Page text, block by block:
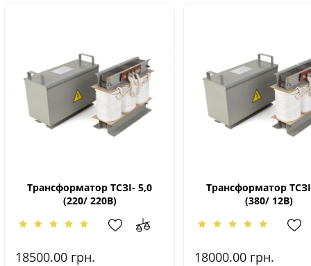
Трансформатор ТСЗІ- 5,0
(220/ 220В)
18500.00 грн.
Трансформатор
(380/ 12В)
18000.00 грн.